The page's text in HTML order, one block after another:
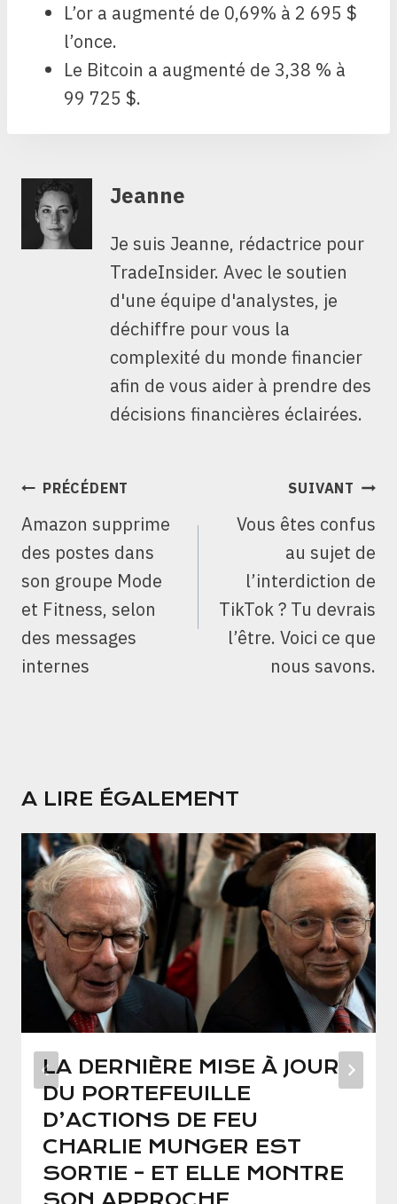
L’or a augmenté de 0,69% à 2 695 $
l’once.
Le Bitcoin a augmenté de 3,38 % à
99 725 $.
Jeanne
Je suis Jeanne, rédactrice pour
TradeInsider. Avec le soutien
d'une équipe d'analystes, je
déchiffre pour vous la
complexité du monde financier
afin de vous aider à prendre des
décisions financières éclairées.
NAVIGATION
L’ARTICLE
PRÉCÉDENT
Amazon supprime
des postes dans
son groupe Mode
et Fitness, selon
des messages
internes
SUIVANT
Vous êtes confus
au sujet de
l’interdiction de
TikTok ? Tu devrais
l’être. Voici ce que
nous savons.
A LIRE ÉGALEMENT
LA DERNIÈRE MISE À JOUR
DU PORTEFEUILLE
D’ACTIONS DE FEU
CHARLIE MUNGER EST
SORTIE – ET ELLE MONTRE